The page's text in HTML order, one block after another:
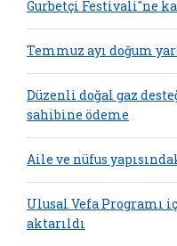
Gurbetçi Festivali"ne
Temmuz ayı doğum
Düzenli doğal gaz
sahibine ödeme
Aile ve nüfus
Ulusal Vefa Programı
aktarıldı